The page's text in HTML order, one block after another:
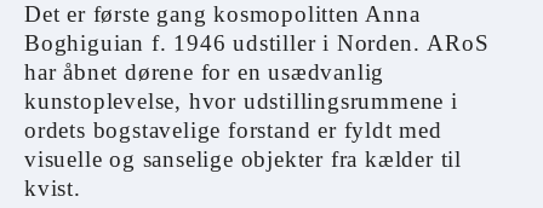
Det er første gang kosmopolitten Anna
Boghiguian f. 1946 udstiller i Norden.ARoS
har åbnet dørene for en usædvanlig
kunstoplevelse, hvor udstillingsrummene i
ordets bogstavelige forstand er fyldt med
visuelle og sanselige objekter fra kælder til
kvist.